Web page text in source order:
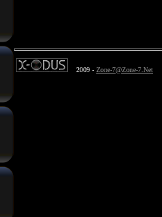
2009 - Zone-7@Zone-7.Net